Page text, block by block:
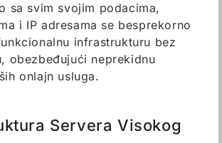
sa svim svojim podacima,
i IP adresama se besprekorno
infrastrukturu bez
obezbeđujući neprekidnu
onlajn usluga.
Servera Visokog